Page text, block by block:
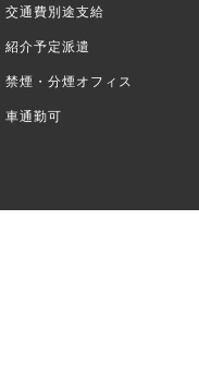
交通費別途支給
紹介予定派遣
禁煙・分煙オフィス
車通勤可